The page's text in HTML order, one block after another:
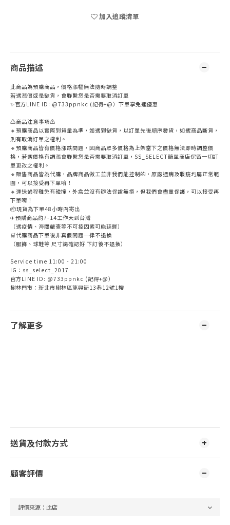
加入追蹤清單
商品描述
此商品為預購商品，價格漲幅無法隨時調整
若遇漲價或是缺貨，會聯繫您是否需要取消訂單
✨官方LINE ID: @733ppnkc (記得+@）下單享免運優惠
⚠️商品注意事項⚠️
🔸預購商品以實際到貨量為準，如遇到缺貨，以訂單先後順序發貨，如遇商品斷貨，
則有取消訂單之權利。
🔸預購商品皆有價格漲跌問題，因商品眾多價格為上架當下之價格無法即時調整價
格，若遇價格有調漲會聯繫您是否需要取消訂單，SS_SELECT簡單商店保留一切訂
單更改之權利。
🔸販售商品皆為代購，品牌商品做工並非我們能控制的，原廠通病及瑕疵均屬正常範
圍，可以接受再下單唷！
🔸運送過程難免有碰撞，外盒並沒有辦法保證無損，但我們會盡量保護，可以接受再
下單唷！
📦現貨為下單48小時內寄出
✈️預購商品約7-14工作天到台灣
（遇疫情、海關嚴查等不可控因素可能延遲）
🛒代購商品下單後非真假問題一律不退換
（服飾、球鞋等 尺寸請確認好 下訂後不退換）
Service time 11:00 - 21:00
IG：ss_select_2017
官方LINE ID: @733ppnkc (記得+@）
樹林門市：新北市樹林區龍興街13巷12號1樓
了解更多
送貨及付款方式
顧客評價